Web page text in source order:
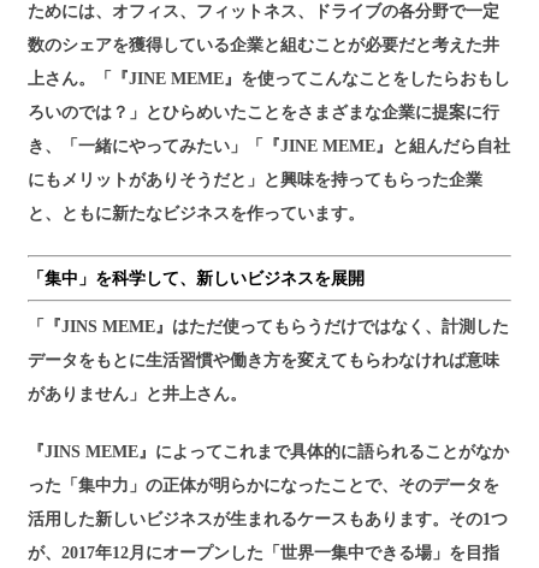
ためには、オフィス、フィットネス、ドライブの各分野で一定
数のシェアを獲得している企業と組むことが必要だと考えた井
上さん。「『JINE MEME』を使ってこんなことをしたらおもし
ろいのでは？」とひらめいたことをさまざまな企業に提案に行
き、「一緒にやってみたい」「『JINE MEME』と組んだら自社
にもメリットがありそうだと」と興味を持ってもらった企業
と、ともに新たなビジネスを作っています。
「集中」を科学して、新しいビジネスを展開
「『JINS MEME』はただ使ってもらうだけではなく、計測した
データをもとに生活習慣や働き方を変えてもらわなければ意味
がありません」と井上さん。
『JINS MEME』によってこれまで具体的に語られることがなか
った「集中力」の正体が明らかになったことで、そのデータを
活用した新しいビジネスが生まれるケースもあります。その1つ
が、2017年12月にオープンした「世界一集中できる場」を目指